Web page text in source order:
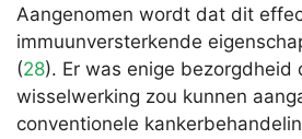
Aangenomen wordt dat dit
immuunversterkende
(28). Er was enige bezorgdheid
wisselwerking zou kunnen
conventionele